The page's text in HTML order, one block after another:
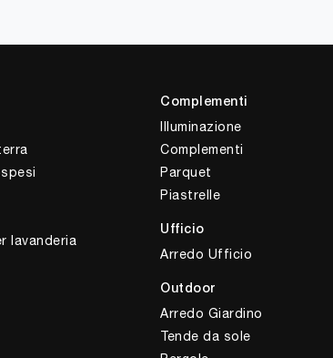
lavanderia
Complementi
Illuminazione
Complementi
Parquet
Piastrelle
Ufficio
Arredo Ufficio
Outdoor
Arredo Giardino
Tende da sole